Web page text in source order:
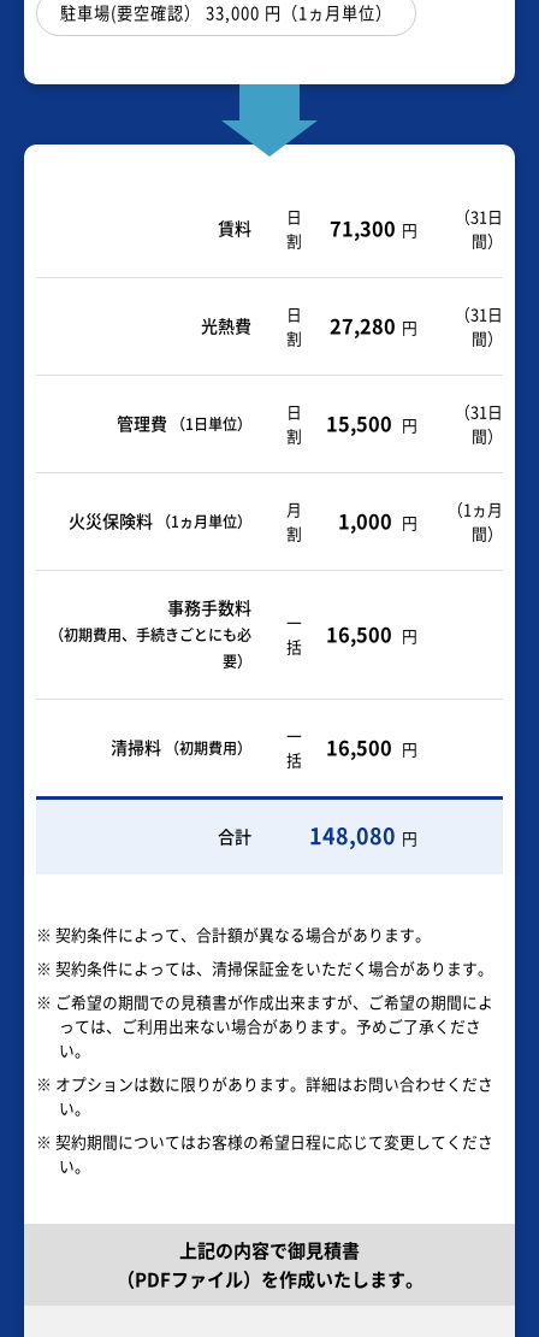
駐車場(要空確認） 33,000 円（1ヵ月単位）
賃料
日
割
71,300 円
（31日
間）
光熱費
日
割
27,280 円
（31日
間）
管理費 （1日単位）
日
割
15,500 円
（31日
間）
火災保険料 （1ヵ月単位）
月
割
1,000 円
（1ヵ月
間）
事務手数料
（初期費用、手続きごとにも必
要）
一
括
16,500 円
清掃料 （初期費用）
一
括
16,500 円
合計 148,080 円
※ 契約条件によって、合計額が異なる場合があります。
※ 契約条件によっては、清掃保証金をいただく場合があります。
※ ご希望の期間での見積書が作成出来ますが、ご希望の期間によ
っては、ご利用出来ない場合があります。予めご了承くださ
い。
※ オプションは数に限りがあります。詳細はお問い合わせくださ
い。
※ 契約期間についてはお客様の希望日程に応じて変更してくださ
い。
上記の内容で御見積書
（PDFファイル）を作成いたします。